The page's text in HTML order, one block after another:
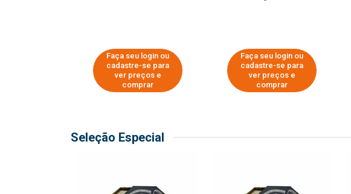
Faça seu login ou
cadastre-se para
ver preços e
comprar
Faça seu login ou
cadastre-se para
ver preços e
comprar
Seleção Especial